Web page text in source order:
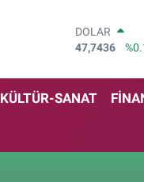
DOLAR
47,7436
55,2510
STERLİN
KÜLTÜR-SANAT